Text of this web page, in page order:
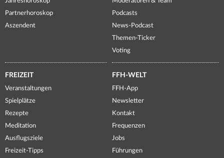
Partnerhoroskop
Aszendent
Podcasts
News-Podcast
Themen-Ticker
Voting
FREIZEIT
Veranstaltungen
Spielplätze
Rezepte
Meditation
Ausflugsziele
Freizeit-Tipps
FFH-WELT
FFH-App
Newsletter
Kontakt
Frequenzen
Jobs
Führungen